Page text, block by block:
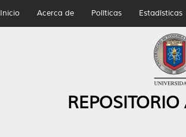
Inicio Acerca de Políticas Estadísticas